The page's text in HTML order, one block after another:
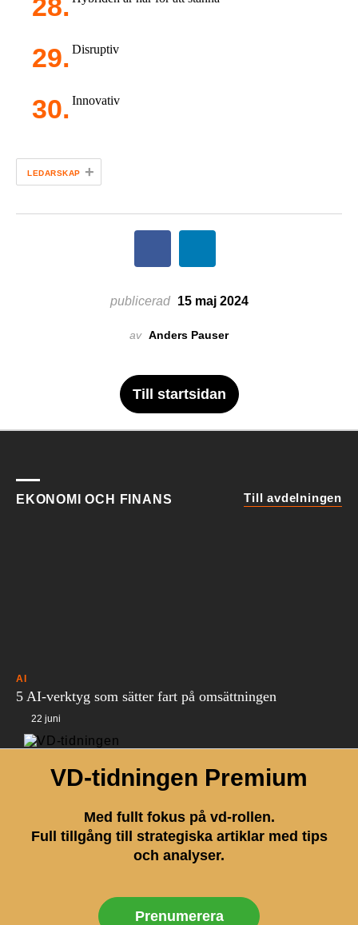
Disruptiv
Innovativ
LEDARSKAP +
publicerad 15 maj 2024
av Anders Pauser
Till startsidan
EKONOMI OCH FINANS Till avdelningen
AI
5 AI-verktyg som sätter fart på omsättningen
22 juni
VD-tidningen Premium
Med fullt fokus på vd-rollen.
Full tillgång till strategiska artiklar med tips
och analyser.
Prenumerera